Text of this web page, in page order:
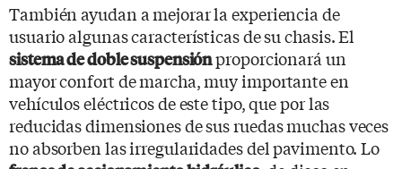
También ayudan a mejorar la experiencia de
usuario algunas características de su chasis. El
sistema de doble suspensiónproporcionará un
mayor confort de marcha, muy importante en
vehículos eléctricos de este tipo, que por las
reducidas dimensiones de sus ruedas muchas veces
no absorben las irregularidades del pavimento. Lo